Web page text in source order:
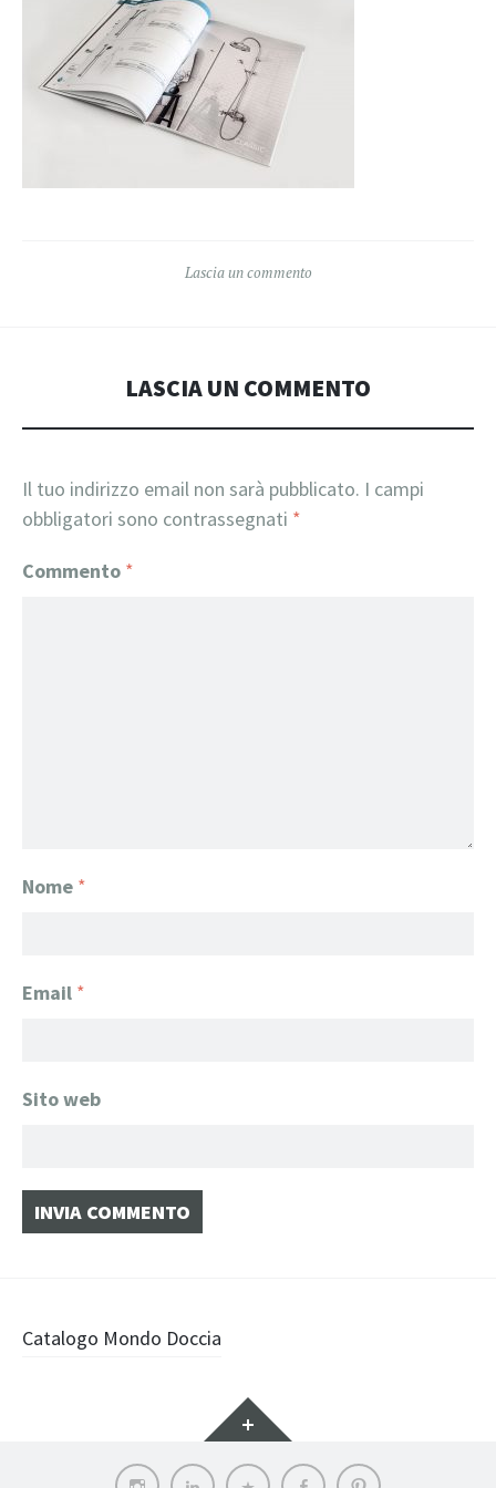
Lascia un commento
LASCIA UN COMMENTO
Il tuo indirizzo email non sarà pubblicato. I campi
obbligatori sono contrassegnati *
Commento *
Nome *
Email *
Sito web
Navigazione
Catalogo Mondo Doccia
Widget
InstagramLinkedIn ArchiloversFacebookPinterest